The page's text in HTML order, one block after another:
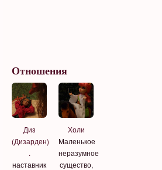
Отношения
Диз
(Дизарден)
.
наставник
Холи
Маленькое
неразумное
существо,